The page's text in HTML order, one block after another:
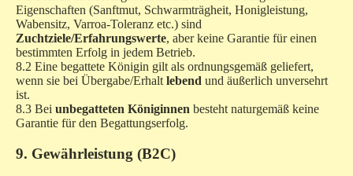
Eigenschaften (Sanftmut, Schwarmträgheit, Honigleistung,
Wabensitz, Varroa-Toleranz etc.) sind
Zuchtziele/Erfahrungswerte, aber keine Garantie für einen
bestimmten Erfolg in jedem Betrieb.
8.2 Eine begattete Königin gilt als ordnungsgemäß geliefert,
wenn sie bei Übergabe/Erhalt lebend und äußerlich unversehrt
ist.
8.3 Bei unbegatteten Königinnen besteht naturgemäß keine
Garantie für den Begattungserfolg.
9. Gewährleistung (B2C)